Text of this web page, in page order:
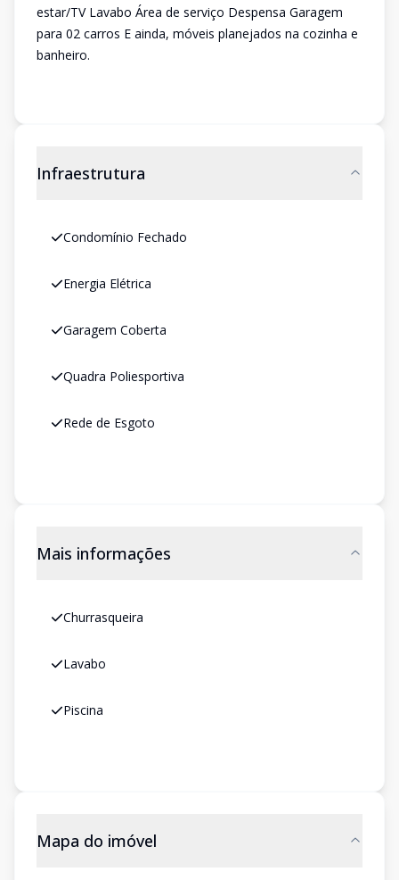
estar/TV Lavabo Área de serviço Despensa Garagem
para 02 carros E ainda, móveis planejados na cozinha e
banheiro.
Infraestrutura
Condomínio Fechado
Energia Elétrica
Garagem Coberta
Quadra Poliesportiva
Rede de Esgoto
Mais informações
Churrasqueira
Lavabo
Piscina
Mapa do imóvel